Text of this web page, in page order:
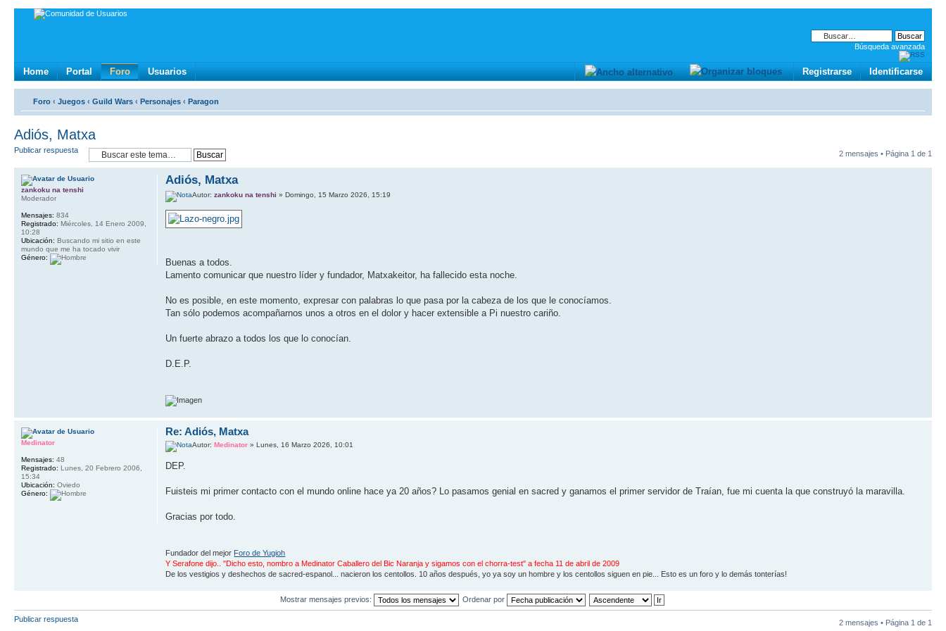
Búsqueda avanzada
Home Portal Foro Usuarios Identificarse
Registrarse
Foro ‹ Juegos ‹ Guild Wars ‹ Personajes ‹ Paragon
Adiós, Matxa
Publicar respuesta 2 mensajes • Página 1 de 1
Adiós, Matxa
Autor:zankoku na tenshi » Domingo, 15 Marzo 2026, 15:19
Buenas a todos.
Lamento comunicar que nuestro líder y fundador, Matxakeitor, ha fallecido esta noche.
No es posible, en este momento, expresar con palabras lo que pasa por la cabeza de los que le conocíamos.
Tan sólo podemos acompañarnos unos a otros en el dolor y hacer extensible a Pi nuestro cariño.
Un fuerte abrazo a todos los que lo conocían.
D.E.P.
zankoku na tenshi
Moderador
Mensajes: 834
Registrado: Miércoles, 14 Enero 2009,
10:28
Ubicación: Buscando mi sitio en este
mundo que me ha tocado vivir
Género:
Re: Adiós, Matxa
Autor:Medinator » Lunes, 16 Marzo 2026, 10:01
DEP.
Fuisteis mi primer contacto con el mundo online hace ya 20 años? Lo pasamos genial en sacred y ganamos el primer servidor de Traían, fue mi cuenta la que construyó la maravilla.
Gracias por todo.
Fundador del mejor Foro de Yugioh
Y Serafone dijo.. "Dicho esto, nombro a Medinator Caballero del Bic Naranja y sigamos con el chorra-test" a fecha 11 de abril de 2009
De los vestigios y deshechos de sacred-espanol... nacieron los centollos. 10 años después, yo ya soy un hombre y los centollos siguen en pie... Esto es un foro y lo demás tonterías!
Medinator
Mensajes: 48
Registrado: Lunes, 20 Febrero 2006,
15:34
Ubicación: Oviedo
Género:
Mostrar mensajes previos: Ordenar por
Publicar respuesta 2 mensajes • Página 1 de 1